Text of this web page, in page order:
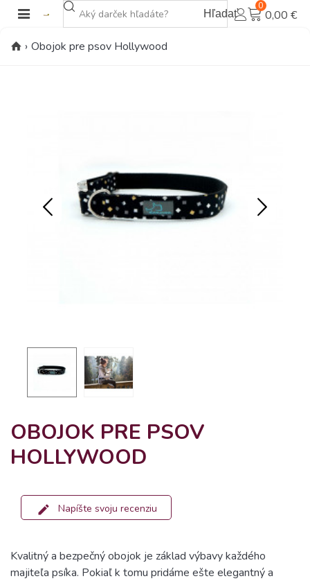
Hľadať
0
0,00 €
› Obojok pre psov Hollywood
OBOJOK PRE PSOV
HOLLYWOOD
Napíšte svoju recenziu
Kvalitný a bezpečný obojok je základ výbavy každého
majiteľa psíka. Pokiaľ k tomu pridáme ešte elegantný a